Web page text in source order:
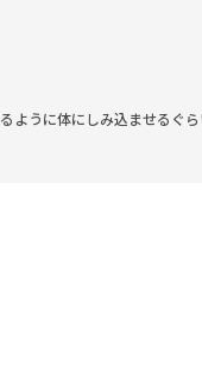
ように体にしみ込ませるぐ